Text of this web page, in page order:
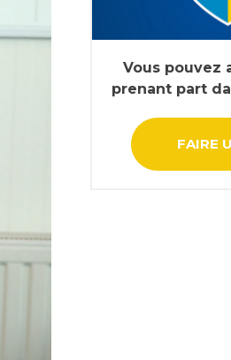
Vous pouvez
prenant part
FAIRE